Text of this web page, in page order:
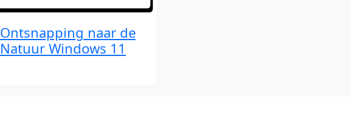
Ontsnapping naar de
Natuur Windows 11